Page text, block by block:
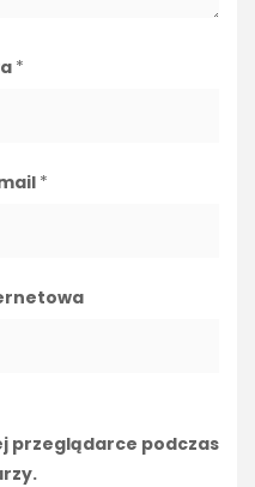
*
*
przeglądarce podczas